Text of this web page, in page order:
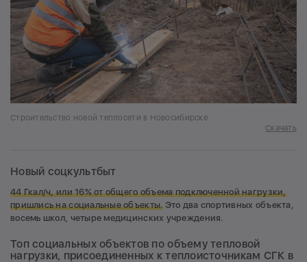
Строительство новой теплосети в Новосибирске
Скачать
Новый соцкультбыт
44 Гкал/ч, или 16% от общего объема подключенной нагрузки,
пришлись на социальные объекты. Это два спортивных объекта,
восемь школ, четыре медицинских учреждения.
Топ социальных объектов по объему тепловой
нагрузки, присоединенных к теплоисточникам СГК в